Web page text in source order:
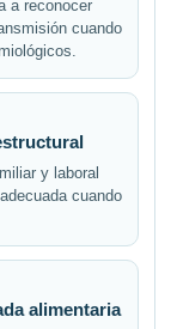
a reconocer
cuando
y laboral
cuando
alimentaria